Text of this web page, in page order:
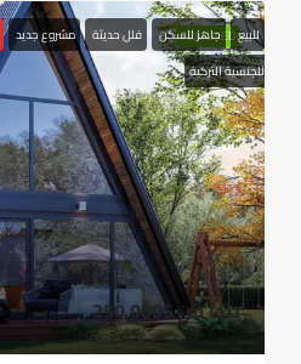
FEATUREDللبيع جاهز للسكن فلل حديثة مشروع جديد
للجنسية التركية
يبدا من$250,000